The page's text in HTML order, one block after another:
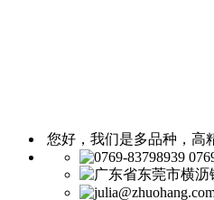
您好，我们是多品种，高